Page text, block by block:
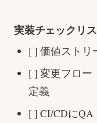
実装チェックリ
[ ] 価値ストリ
[ ] 変更フロー
定義
[ ] CI/CDに